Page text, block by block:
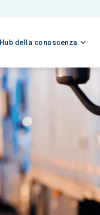
Hub della conoscenza